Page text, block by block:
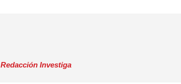
Redacción Investiga